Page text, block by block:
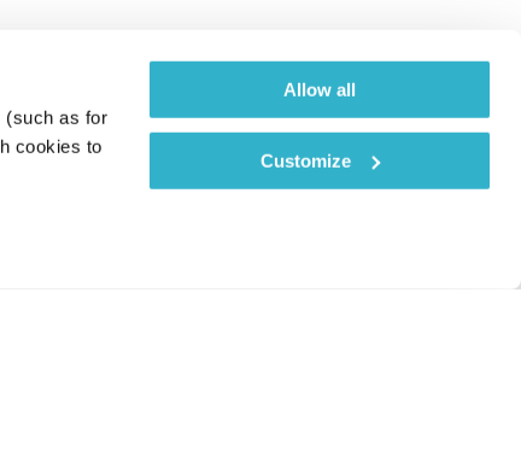
(such as for
cookies to
Allow all
Customize